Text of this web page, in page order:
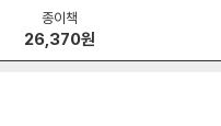
종이책
26,370원